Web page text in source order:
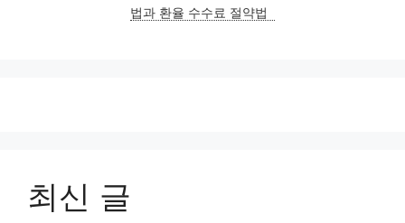
법과 환율 수수료 절약법
최신 글